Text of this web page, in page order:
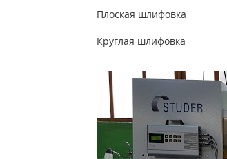
Плоская шлифовка
Круглая шлифовка